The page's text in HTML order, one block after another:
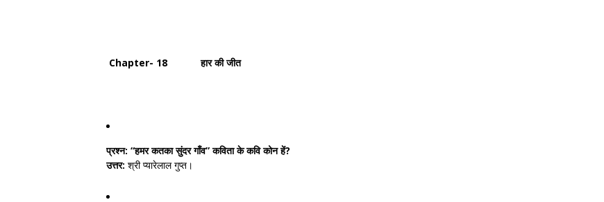
Chapter- 18 हार की जीत
प्रश्न: “हमर कतका सुंदर गाँव” कविता के कवि कोन हें?
उत्तर: श्री प्यारेलाल गुप्त।